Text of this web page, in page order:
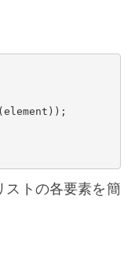
トの各要素を簡